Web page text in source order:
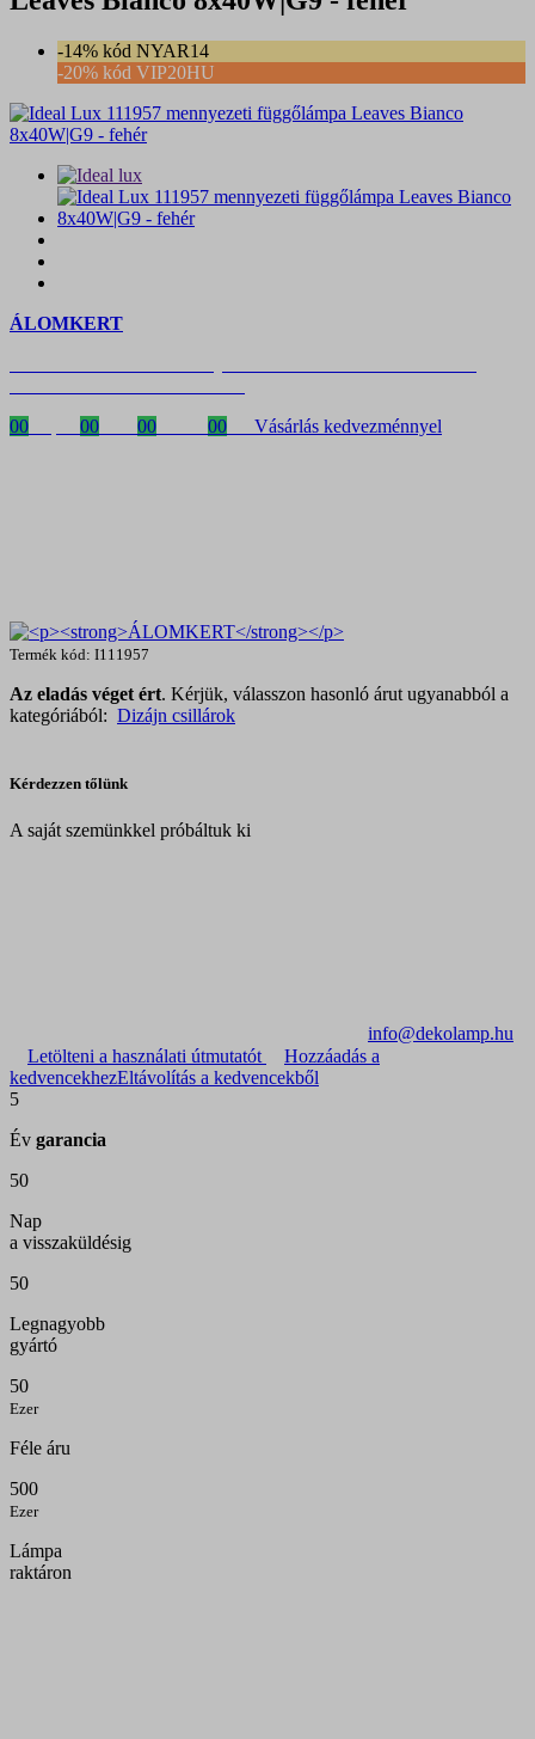
-14% kód NYAR14
-20% kód VIP20HU
ÁLOMKERT
00
00 00 00 Vásárlás kedvezménnyel
Termék kód: I111957
Az eladás véget ért. Kérjük, válasszon hasonló árut ugyanabból a
kategóriából: Dizájn csillárok
Kérdezzen tőlünk
A saját szemünkkel próbáltuk ki
info@dekolamp.hu
Letölteni a használati útmutatót
Hozzáadás a
kedvencekhezEltávolítás a kedvencekből
5
Év garancia
50
Nap
a visszaküldésig
50
Legnagyobb
gyártó
50
Ezer
Féle áru
500
Ezer
Lámpa
raktáron